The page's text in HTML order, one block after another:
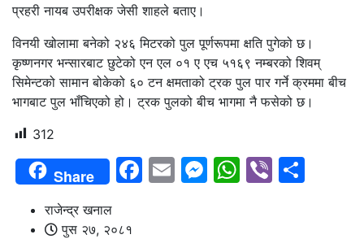
प्रहरी नायब उपरीक्षक जेसी शाहले बताए।
विनयी खोलामा बनेको २४६ मिटरको पुल पूर्णरूपमा क्षति पुगेको छ।
कृष्णनगर भन्सारबाट छुटेको एन एल ०१ ए एच ५१६९ नम्बरको शिवम्
सिमेन्टको सामान बोकेको ६० टन क्षमताको ट्रक पुल पार गर्ने क्रममा बीच
भागबाट पुल भाँचिएको हो। ट्रक पुलको बीच भागमा नै फसेको छ।
312
Share Facebook
EmailMessenger
Viber
राजेन्द्र खनाल
पुस २७, २०८१